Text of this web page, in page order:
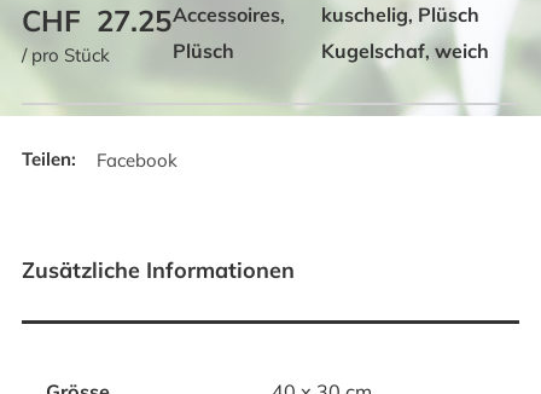
CHF 27.25
/ pro Stück
Accessoires,
Plüsch
kuschelig, Plüsch
Kugelschaf, weich
Facebook
Zusätzliche Informationen